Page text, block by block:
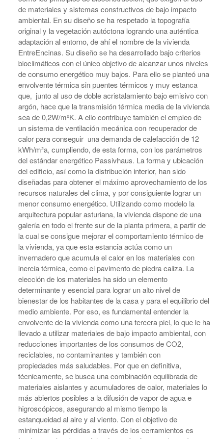
de materiales y sistemas constructivos de bajo impacto
ambiental. En su diseño se ha respetado la topografía
original y la vegetación autóctona logrando una auténtica
adaptación alentorno, de ahí el nombre de la vivienda
EntreEncinas. Su diseño se ha desarrollado bajo criterios
bioclimáticos con el único objetivo de alcanzar unos niveles
de consumo energético muy bajos. Para ello se planteó una
envolvente térmica sin puentes térmicos y muy estanca
que, junto al uso de doble acristalamiento bajo emisivo con
argón, hace que la transmisión térmica media de la vivienda
sea de 0,2W/m²K. A ello contribuye también el empleo de
un sistema de ventilación mecánica con recuperador de
calor para conseguir una demanda de calefacción de 12
kWh/m²a, cumpliendo, de esta forma, con los parámetros
del estándar energético Passivhaus. La forma y ubicación
del edificio, así como la distribución interior, han sido
diseñadas para obtener el máximo aprovechamiento de los
recursos naturales del clima, y por consiguiente lograr un
menor consumo energético. Utilizando como modelo la
arquitectura popular asturiana, la vivienda dispone de una
galería en todo el frente sur de la planta primera, a partir de
la cual se consigue mejorar el comportamiento térmico de
la vivienda, ya que esta estancia actúa como un
invernadero que acumula el calor en los materiales con
inercia térmica, como el pavimento de piedra caliza. La
elección de los materiales ha sido un elemento
determinante y esencial para lograr un alto nivel de
bienestar de los habitantes de la casa y para el equilibrio del
medio ambiente. Por eso, es fundamental entender la
envolvente de la vivienda como una tercera piel, lo que le ha
llevado a utilizar materiales de bajo impacto ambiental, con
reducciones importantes de los consumos de CO2,
reciclables, no contaminantes y también con
propiedades más saludables. Por que en definitiva,
técnicamente, se busca una combinación equilibrada de
materiales aislantes y acumuladores de calor, materiales lo
más abiertos posibles a la difusión de vapor de agua e
higroscópicos, asegurando al mismo tiempo la
estanqueidad al aire y al viento. Con el objetivo de
minimizar las pérdidas a través de los cerramientos es